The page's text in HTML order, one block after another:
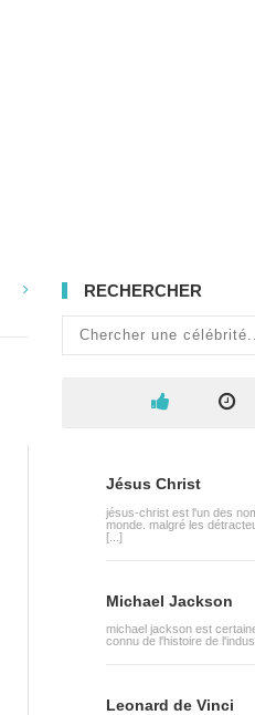
RECHERCHER
Jésus Christ
jésus-christ est l'un des
monde. malgré les
[...]
Michael Jackson
michael jackson est
connu de l'histoire de
Leonard de Vinci